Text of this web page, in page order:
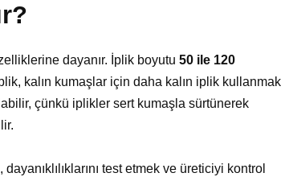
dayanır. İplik boyutu 50 ile 120
kalın kumaşlar için daha kalın iplik kullanmak
çünkü iplikler sert kumaşla sürtünerek
test etmek ve üreticiyi kontrol